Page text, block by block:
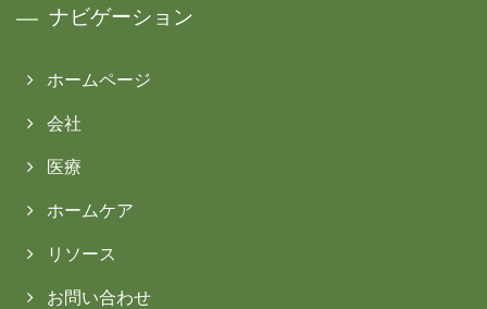
ナビゲーション
ホームページ
会社
医療
ホームケア
リソース
お問い合わせ